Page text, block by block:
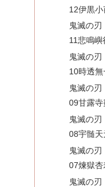
12伊黒小
鬼滅の刃
11悲鳴嶼
鬼滅の刃
10時透無
鬼滅の刃
09甘露寺
鬼滅の刃
08宇髄天
鬼滅の刃
07煉獄杏
鬼滅の刃